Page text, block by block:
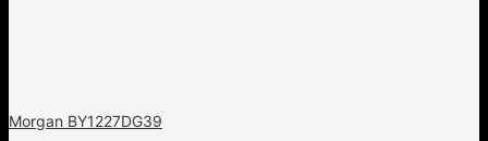
Morgan BY1227DG39